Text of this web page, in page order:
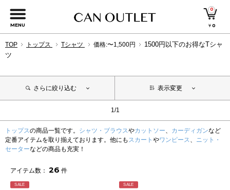
MENU
0
￥0
TOP トップス Tシャツ 価格:〜1,500円
1500円以下のお得なTシャ
ツ
さらに絞り込む 表示変更
1/1
トップスの商品一覧です。 シャツ・ブラウスやカットソー、 カーディガンなど
定番アイテムを取り揃えております。他にも スカート やワンピース、 ニット・
セーターなどの商品も充実！
アイテム数： 26 件
SALE SALE